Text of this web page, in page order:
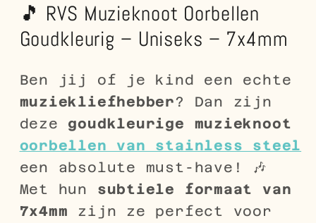
🎵 RVS Muzieknoot Oorbellen
Goudkleurig – Uniseks – 7x4mm
Ben jij of je kind een echte
muziekliefhebber? Dan zijn
deze goudkleurige muzieknoot
oorbellen van stainless steel
een absolute must-have! 🎶
Met hun subtiele formaat van
7x4mm zijn ze perfect voor